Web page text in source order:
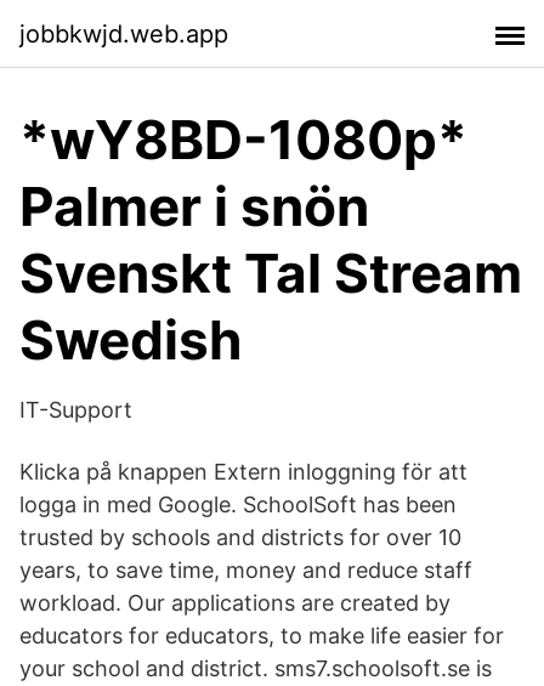
jobbkwjd.web.app
*wY8BD-1080p*
Palmer i snön
Svenskt Tal Stream
Swedish
IT-Support
Klicka på knappen Extern inloggning för att
logga in med Google. SchoolSoft has been
trusted by schools and districts for over 10
years, to save time, money and reduce staff
workload. Our applications are created by
educators for educators, to make life easier for
your school and district. sms7.schoolsoft.se is